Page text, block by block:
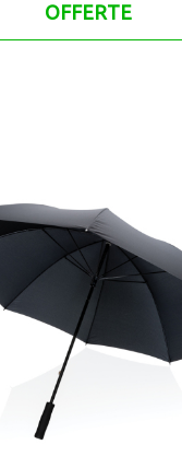
OFFERTE